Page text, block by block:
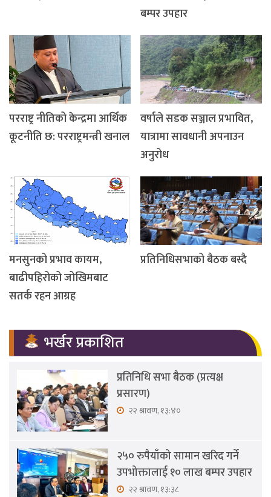
बम्पर उपहार
परराष्ट्र नीतिको केन्द्रमा आर्थिक
कूटनीति छ: परराष्ट्रमन्त्री खनाल
वर्षाले सडक सञ्जाल प्रभावित,
यात्रामा सावधानी अपनाउन
अनुरोध
मनसुनको प्रभाव कायम,
बाढीपहिरोको जोखिमबाट
सतर्क रहन आग्रह
प्रतिनिधिसभाको बैठक बस्दै
भर्खर प्रकाशित
प्रतिनिधि सभा बैठक (प्रत्यक्ष
प्रसारण)
२२ श्रावण, १३:४०
२५० रुपैयाँको सामान खरिद गर्ने
उपभोक्तालाई १० लाख बम्पर उपहार
२२ श्रावण, १३:३८